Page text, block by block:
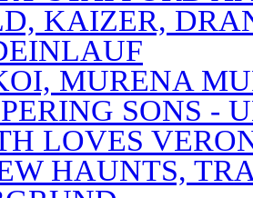
KAIZER,
MURENA
SONS -
LOVES
HAUNTS,